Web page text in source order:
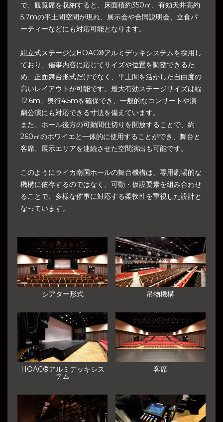
で、観覧席を収納すると、床面積約350㎡、有効天井高約
5.7mの平土間空間が現れ、展示会や合同説明会、立食パ
ーティーなどにも対応可能となります。
組立式ステージはHOAC®アルミデッキシステムを採用し
ており、催事内容に応じてサイズや位置を調整できるた
め、正面舞台形式だけでなく、平土間を活かした自由度の
高いレイアウトが可能です。最大有効ステージサイズは幅
12.6m、奥行4.5mを確保でき、一般的なコンサートや演
劇公演にも対応できる寸法を備えています。
また、ホール後方の可動間仕切りを開放することで、約
260㎡のホワイエと一体的に使用することができ、舞台と
客席、展示エリアを連続させた空間演出も可能です。
このようにライカ南国ホールの舞台機構は、専用劇場的な
機構に依存するのではなく、可動・仮設要素を組み合わせ
ることで、多様な催事に対応する柔軟性を重視した設計と
なっています。
シアター形式 吊物機構
HOAC®アルミデッキシス
テム
客席